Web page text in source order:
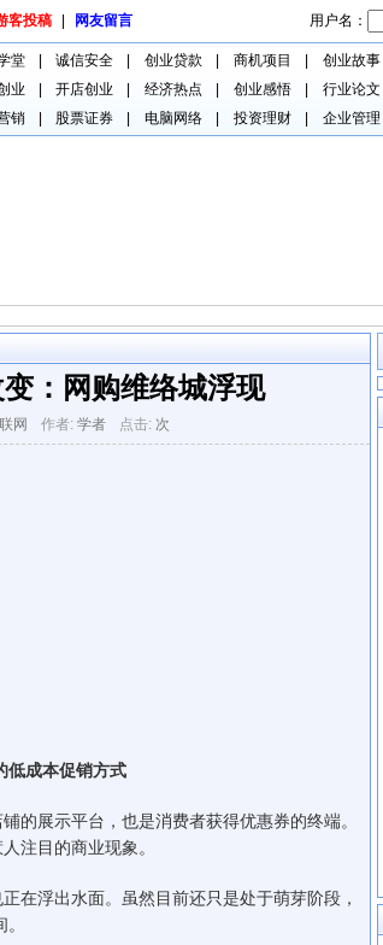
客投稿 网友留言 用户名：
堂 诚信安全 创业贷款 商机项目 创业故事
业 开店创业 经济热点 创业感悟 行业论文
销 股票证券 电脑网络 投资理财 企业管理
：网购维络城浮现
网 作者: 学者 点击: 次
低成本促销方式
展示平台，也是消费者获得优惠券的终端。
注目的商业现象。
浮出水面。虽然目前还只是处于萌芽阶段，